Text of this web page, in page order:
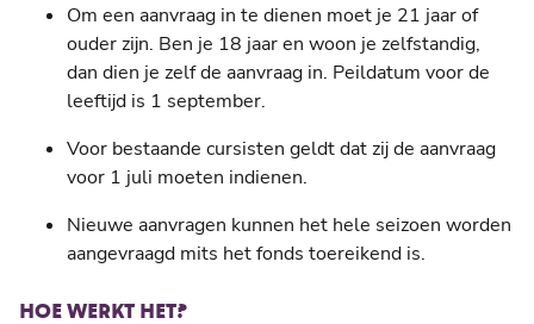
Om een aanvraag in te dienen moet je 21 jaar of
ouder zijn. Ben je 18 jaar en woon je zelfstandig,
dan dien je zelf de aanvraag in. Peildatum voor de
leeftijd is 1 september.
Voor bestaande cursisten geldt dat zij de aanvraag
voor 1 juli moeten indienen.
Nieuwe aanvragen kunnen het hele seizoen worden
aangevraagd mits het fonds toereikend is.
HOE WERKT HET?